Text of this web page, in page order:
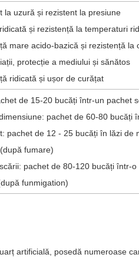
la uzură și rezistent la presiune
și rezistență la temperaturi
mare acido-bazică și rezistență la
protecție a mediului și sănătos
ridicată și ușor de curățat
de 15-20 bucăți într-un pachet
pachet de 60-80 bucăți
pachet de 12 - 25 bucăți în lăzi
fumare)
pachet de 80-120 bucăți într-
funmigation)
artificială, posedă numeroase